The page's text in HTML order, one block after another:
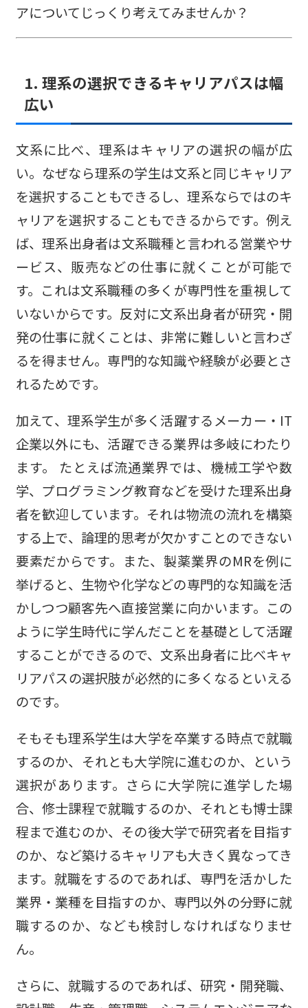
アについてじっくり考えてみませんか？
1. 理系の選択できるキャリアパスは幅
広い
文系に比べ、理系はキャリアの選択の幅が広
い。なぜなら理系の学生は文系と同じキャリア
を選択することもできるし、理系ならではのキ
ャリアを選択することもできるからです。例え
ば、理系出身者は文系職種と言われる営業やサ
ービス、販売などの仕事に就くことが可能で
す。これは文系職種の多くが専門性を重視して
いないからです。反対に文系出身者が研究・開
発の仕事に就くことは、非常に難しいと言わざ
るを得ません。専門的な知識や経験が必要とさ
れるためです。
加えて、理系学生が多く活躍するメーカー・IT
企業以外にも、活躍できる業界は多岐にわたり
ます。 たとえば流通業界では、機械工学や数
学、プログラミング教育などを受けた理系出身
者を歓迎しています。それは物流の流れを構築
する上で、論理的思考が欠かすことのできない
要素だからです。また、製薬業界のMRを例に
挙げると、生物や化学などの専門的な知識を活
かしつつ顧客先へ直接営業に向かいます。この
ように学生時代に学んだことを基礎として活躍
することができるので、文系出身者に比べキャ
リアパスの選択肢が必然的に多くなるといえる
のです。
そもそも理系学生は大学を卒業する時点で就職
するのか、それとも大学院に進むのか、という
選択があります。さらに大学院に進学した場
合、修士課程で就職するのか、それとも博士課
程まで進むのか、その後大学で研究者を目指す
のか、など築けるキャリアも大きく異なってき
ます。就職をするのであれば、専門を活かした
業界・業種を目指すのか、専門以外の分野に就
職するのか、なども検討しなければなりませ
ん。
さらに、就職するのであれば、研究・開発職、